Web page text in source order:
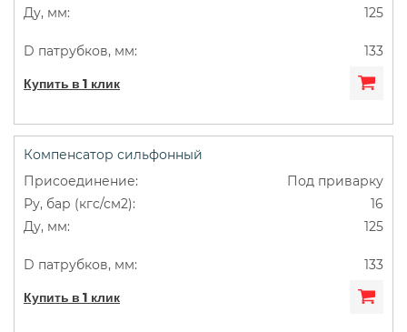
125
133
Купить в 1 клик
Компенсатор сильфонный
Под приварку
16
125
133
Купить в 1 клик